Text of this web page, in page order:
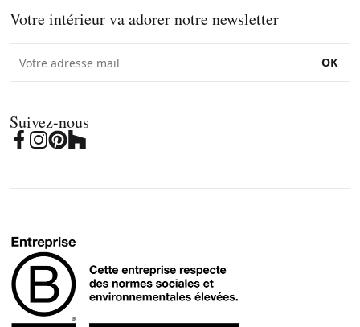
Votre intérieur va adorer notre newsletter
OK
Suivez-nous